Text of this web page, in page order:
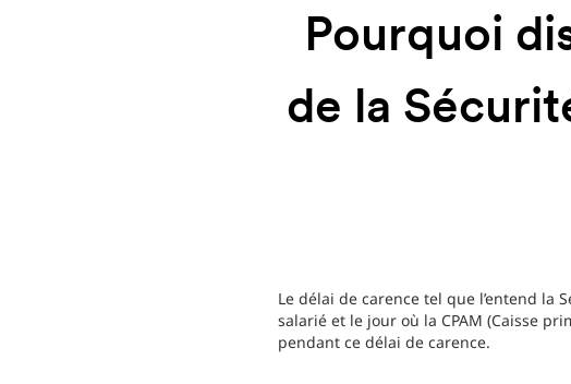
Pourquoi
de la
Le délai de carence tel que l’entend la
salarié et le jour où la CPAM (Caisse
pendant ce délai de carence.